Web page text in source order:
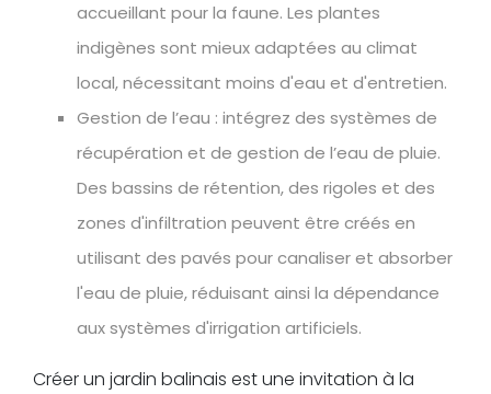
accueillant pour la faune. Les plantes
indigènes sont mieux adaptées au climat
local, nécessitant moins d'eau et d'entretien.
Gestion de l’eau : intégrez des systèmes de
récupération et de gestion de l’eau de pluie.
Des bassins de rétention, des rigoles et des
zones d'infiltration peuvent être créés en
utilisant des pavés pour canaliser et absorber
l'eau de pluie, réduisant ainsi la dépendance
aux systèmes d'irrigation artificiels.
Créer un jardin balinais est une invitation à la